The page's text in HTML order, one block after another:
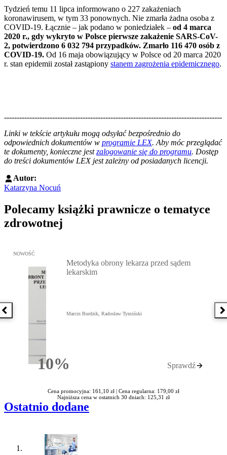
Tydzień temu 11 lipca informowano o 227 zakażeniach
koronawirusem, w tym 33 ponownych. Nie zmarła żadna osoba z
COVID-19. Łącznie – jak podano w poniedziałek – od 4 marca
2020 r., gdy wykryto w Polsce pierwsze zakażenie SARS-CoV-
2, potwierdzono 6 032 794 przypadków. Zmarło 116 470 osób z
COVID-19. Od 16 maja obowiązujący w Polsce od 20 marca 2020
r. stan epidemii został zastąpiony stanem zagrożenia epidemicznego.
--------------------------------------------------------------------------------------
Linki w tekście artykułu mogą odsyłać bezpośrednio do
odpowiednich dokumentów w programie LEX. Aby móc przeglądać
te dokumenty, konieczne jestzalogowanie się do programu. Dostęp
do treści dokumentów LEX jest zależny od posiadanych licencji.
Autor:
Katarzyna Nocuń
Polecamy książki prawnicze o tematyce
zdrowotnej
Poprzednia książka
Przejdź do: Metodyka obrony lekarza przed sądem lekarskim,
NOWOŚĆ
10%Rabatu
Metodyka obrony lekarza przed sądem
lekarskim
Marcin Burdzik, Radosław Tymiński
Sprawdź
Cena promocyjna: 161,10 zł | Cena regularna: 179,00 zł
Najniższa cena w ostatnich 30 dniach: 125,31 zł
Ostatnio dodane